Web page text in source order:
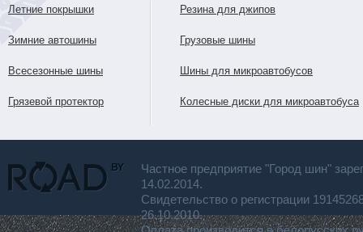
Летние покрышки
Зимние автошины
Всесезонные шины
Грязевой протектор
Резина для джипов
Грузовые шины
Шины для микроавтобусов
Колесные диски для микроавтобуса
Частное предприятие "Город шин"
14.02.2014.
Свидетельство о регистрации
26.10.2010.